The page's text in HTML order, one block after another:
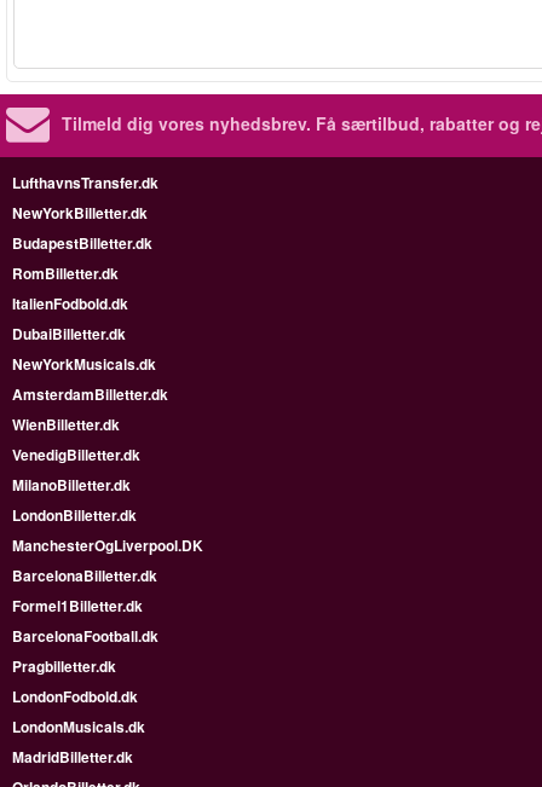
Tilmeld dig vores nyhedsbrev. Få særtilbud, rabatter og
LufthavnsTransfer.dk
NewYorkBilletter.dk
BudapestBilletter.dk
RomBilletter.dk
ItalienFodbold.dk
DubaiBilletter.dk
NewYorkMusicals.dk
AmsterdamBilletter.dk
WienBilletter.dk
VenedigBilletter.dk
MilanoBilletter.dk
LondonBilletter.dk
ManchesterOgLiverpool.DK
BarcelonaBilletter.dk
Formel1Billetter.dk
BarcelonaFootball.dk
Pragbilletter.dk
LondonFodbold.dk
LondonMusicals.dk
MadridBilletter.dk